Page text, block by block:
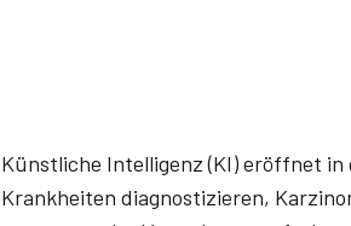
Künstliche Intelligenz (KI) eröffnet in
Krankheiten diagnostizieren,